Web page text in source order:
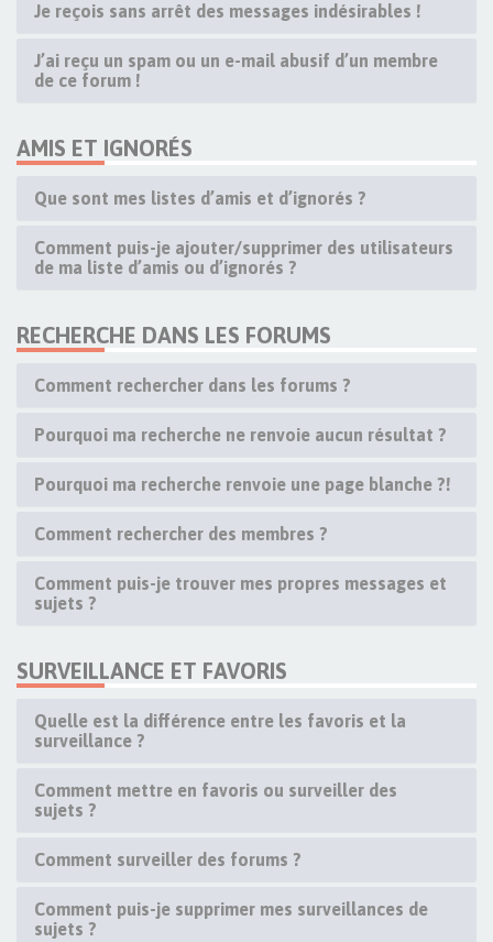
Je reçois sans arrêt des messages indésirables !
J’ai reçu un spam ou un e-mail abusif d’un membre
de ce forum !
AMIS ET IGNORÉS
Que sont mes listes d’amis et d’ignorés ?
Comment puis-je ajouter/supprimer des utilisateurs
de ma liste d’amis ou d’ignorés ?
RECHERCHE DANS LES FORUMS
Comment rechercher dans les forums ?
Pourquoi ma recherche ne renvoie aucun résultat ?
Pourquoi ma recherche renvoie une page blanche ?!
Comment rechercher des membres ?
Comment puis-je trouver mes propres messages et
sujets ?
SURVEILLANCE ET FAVORIS
Quelle est la différence entre les favoris et la
surveillance ?
Comment mettre en favoris ou surveiller des
sujets ?
Comment surveiller des forums ?
Comment puis-je supprimer mes surveillances de
sujets ?